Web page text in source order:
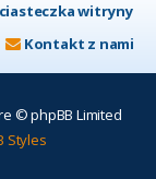
witryny
Kontakt z nami
© phpBB Limited
Styles